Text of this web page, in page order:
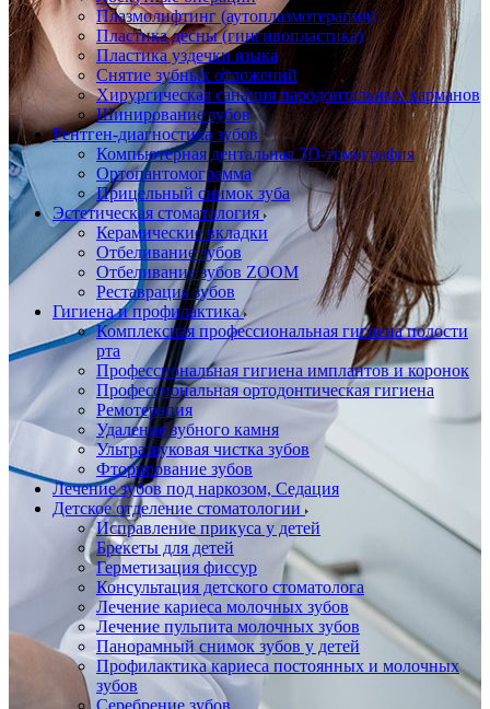
Плазмолифтинг (аутоплазмотерапия)
Пластика десны (гингивопластика)
Пластика уздечки языка
Снятие зубных отложений
Хирургическая санация пародонтальных карманов
Шинирование зубов
Рентген-диагностика зубов
Компьютерная дентальная 3D-томография
Ортопантомограмма
Прицельный снимок зуба
Эстетическая стоматология
Керамические вкладки
Отбеливание зубов
Отбеливание зубов ZOOM
Реставрация зубов
Гигиена и профилактика
Комплексная профессиональная гигиена полости
рта
Профессиональная гигиена имплантов и коронок
Профессиональная ортодонтическая гигиена
Ремотерапия
Удаление зубного камня
Ультразвуковая чистка зубов
Фторирование зубов
Лечение зубов под наркозом, Седация
Детское отделение стоматологии
Исправление прикуса у детей
Брекеты для детей
Герметизация фиссур
Консультация детского стоматолога
Лечение кариеса молочных зубов
Лечение пульпита молочных зубов
Панорамный снимок зубов у детей
Профилактика кариеса постоянных и молочных
зубов
Серебрение зубов